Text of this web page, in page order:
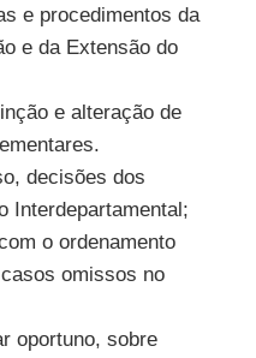
e procedimentos da
e da Extensão do
e alteração de
decisões dos
Interdepartamental;
o ordenamento
omissos no
oportuno, sobre